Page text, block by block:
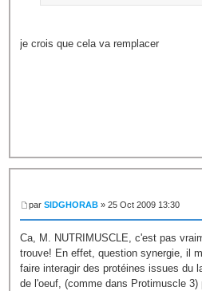
je crois que cela va remplacer
parSIDGHORAB » 25 Oct 2009 13:30
Ca, M. NUTRIMUSCLE, c'est pas
trouve! En effet, question synergie, il
faire interagir des protéines issues du
de l'oeuf, (comme dans Protimuscle 3)